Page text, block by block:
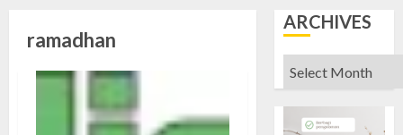
ramadhan
ARCHIVES
Archives